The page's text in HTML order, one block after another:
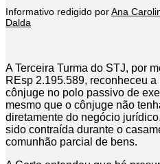
Informativo redigido porAna
Dalda
A Terceira Turma do STJ, por
REsp 2.195.589, reconheceu
cônjuge no polo passivo de
mesmo que o cônjuge não
diretamente do negócio
sido contraída durante o
comunhão parcial de bens.